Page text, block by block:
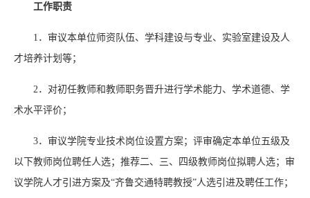
工作职责
1．审议本单位师资队伍、学科建设与专业、实验室建设及人
才培养计划等；
2．对初任教师和教师职务晋升进行学术能力、学术道德、学
术水平评价；
3．审议学院专业技术岗位设置方案；评审确定本单位五级及
以下教师岗位聘任人选；推荐二、三、四级教师岗位拟聘人选；审
议学院人才引进方案及“齐鲁交通特聘教授”人选引进及聘任工作；